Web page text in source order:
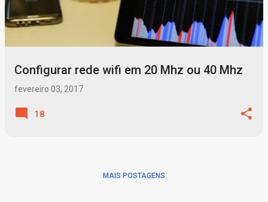
t
Configurar rede wifi em 20 Mhz ou 40 Mhz
fevereiro 03, 2017
18
MAIS POSTAGENS